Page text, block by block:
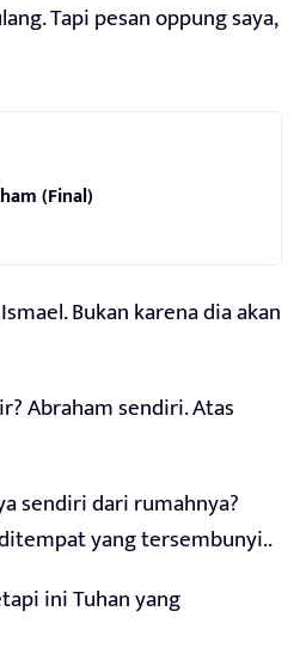
Tapi pesan oppung saya,
(Final)
Bukan karena dia akan
Abraham sendiri. Atas
sendiri dari rumahnya?
yang tersembunyi..
ini Tuhan yang